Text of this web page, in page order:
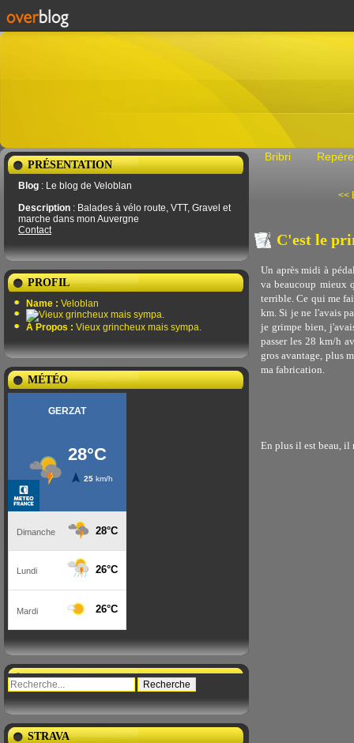
PRÉSENTATION
Blog : Le blog de Veloblan
Description : Balades à vélo route, VTT, Gravel et
marche dans mon Auvergne
Contact
PROFIL
Name : Veloblan
À Propos : Vieux grincheux mais sympa.
MÉTÉO
STRAVA
Bribri
<<
C'est le
Un après midi à
va beaucoup mieux
terrible. Ce qui me
km. Si je ne l'avais
je grimpe bien,
passer les 28 km/h
gros avantage, plus
ma fabrication.
En plus il est beau, il